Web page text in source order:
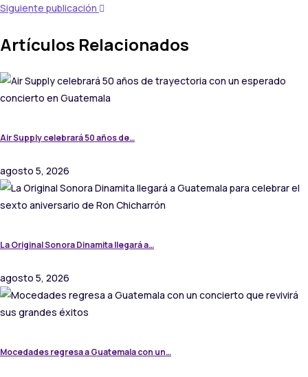
Siguiente publicación
Artículos Relacionados
Air Supply celebrará 50 años de…
agosto 5, 2026
La Original Sonora Dinamita llegará a…
agosto 5, 2026
Mocedades regresa a Guatemala con un…